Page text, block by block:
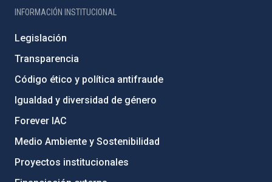
INFORMACIÓN INSTITUCIONAL
Legislación
Transparencia
Código ético y política antifraude
Igualdad y diversidad de género
Forever IAC
Medio Ambiente y Sostenibilidad
Proyectos institucionales